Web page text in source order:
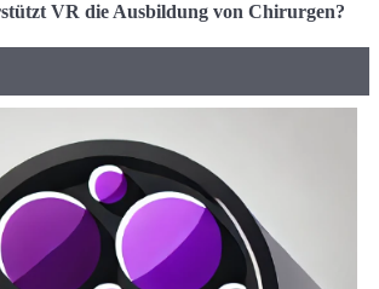
VR die Ausbildung von Chirurgen?